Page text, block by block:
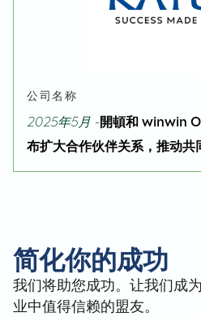
公司名称
2025年5月 -開頓和 winwin
布扩大合作伙伴关系，推动共
简化你的成功
我们将助您成功。让我们成
业中值得信赖的盟友。